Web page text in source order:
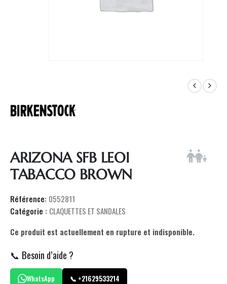
ARIZONA SFB LEOI
TABACCO BROWN
Référence: 0552811
Catégorie : CLAQUETTES ET SANDALES
Ce produit est actuellement en rupture et indisponible.
📞 Besoin d’aide ?
WhatsApp 📞 +21629533214